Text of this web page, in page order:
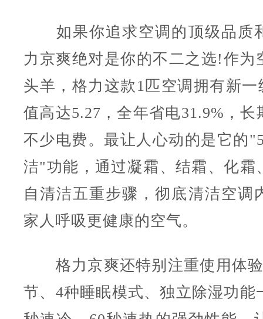
如果你追求空调的顶级品质
力京爽绝对是你的不二之选!作为
头羊，格力这款1匹空调拥有新一
值高达5.27，全年省电31.9%，长
不少电费。最让人心动的是它的
洁"功能，通过凝霜、结霜、化霜
自清洁五重步骤，彻底清洁空调
家人呼吸更健康的空气。
格力京爽还特别注重使用体验
节、4种睡眠模式、独立除湿功能